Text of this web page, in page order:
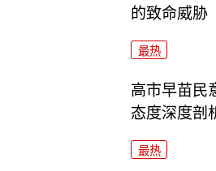
的致命威胁
最热
高市早苗民
态度深度剖
最热